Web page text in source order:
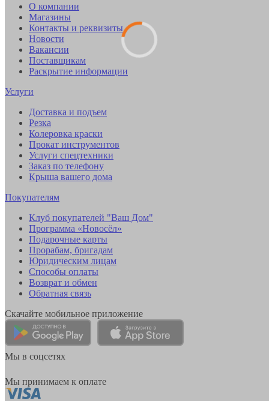
О компании
Магазины
Контакты и реквизиты
Новости
Вакансии
Поставщикам
Раскрытие информации
Услуги
Доставка и подъем
Резка
Колеровка краски
Прокат инструментов
Услуги спецтехники
Заказ по телефону
Крыша вашего дома
Покупателям
Клуб покупателей "Ваш Дом"
Программа «Новосёл»
Подарочные карты
Прорабам, бригадам
Юридическим лицам
Способы оплаты
Возврат и обмен
Обратная связь
Скачайте мобильное приложение
Мы в соцсетях
Мы принимаем к оплате